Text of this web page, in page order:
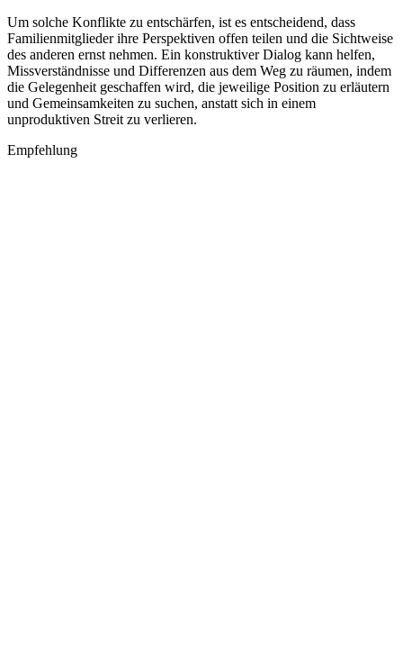
Um solche Konflikte zu entschärfen, ist es entscheidend, dass
Familienmitglieder ihre Perspektiven offen teilen und die Sichtweise
des anderen ernst nehmen. Ein konstruktiver Dialog kann helfen,
Missverständnisse und Differenzen aus dem Weg zu räumen, indem
die Gelegenheit geschaffen wird, die jeweilige Position zu erläutern
und Gemeinsamkeiten zu suchen, anstatt sich in einem
unproduktiven Streit zu verlieren.
Empfehlung